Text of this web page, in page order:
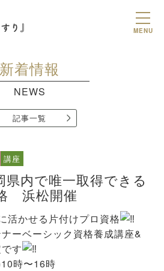
MENU
新着情報
NEWS
記事一覧
講座
県内で唯一取得できる
浜松開催
活かせる片付けプロ資格
ナーベーシック資格養成講座&
す
時〜16時